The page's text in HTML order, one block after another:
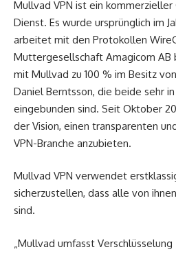
Mullvad VPN ist ein kommerzieller
Dienst. Es wurde ursprünglich im
arbeitet mit den Protokollen
Muttergesellschaft Amagicom AB
mit Mullvad zu 100 % im Besitz
Daniel Berntsson, die beide sehr
eingebunden sind. Seit Oktober
der Vision, einen transparenten
VPN-Branche anzubieten.
Mullvad VPN verwendet
sicherzustellen, dass alle von
sind.
„Mullvad umfasst